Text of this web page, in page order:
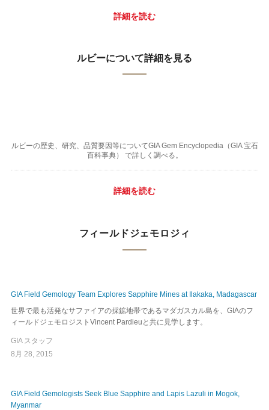
詳細を読む
ルビーについて詳細を見る
ルビーの歴史、研究、品質要因等についてGIA Gem Encyclopedia（GIA 宝石
百科事典） で詳しく調べる。
詳細を読む
フィールドジェモロジィ
GIA Field Gemology Team Explores Sapphire Mines at Ilakaka, Madagascar
世界で最も活発なサファイアの採鉱地帯であるマダガスカル島を、GIAのフ
ィールドジェモロジストVincent Pardieuと共に見学します。
GIA スタッフ
8月 28, 2015
GIA Field Gemologists Seek Blue Sapphire and Lapis Lazuli in Mogok,
Myanmar